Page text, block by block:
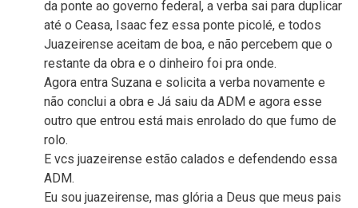
da ponte ao governo federal, a verba sai para duplicar
até o Ceasa, Isaac fez essa ponte picolé, e todos
Juazeirense aceitam de boa, e não percebem que o
restante da obra e o dinheiro foi pra onde.
Agora entra Suzana e solicita a verba novamente e
não conclui a obra e Já saiu da ADM e agora esse
outro que entrou está mais enrolado do que fumo de
rolo.
E vcs juazeirense estão calados e defendendo essa
ADM.
Eu sou juazeirense, mas glória a Deus que meus pais